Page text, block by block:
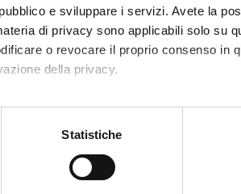
e sviluppare i servizi. Avete la
di privacy sono applicabili solo su
o revocare il proprio consenso in
della privacy.
con un'approssimazione di qualche
Statistiche
Services and Faq